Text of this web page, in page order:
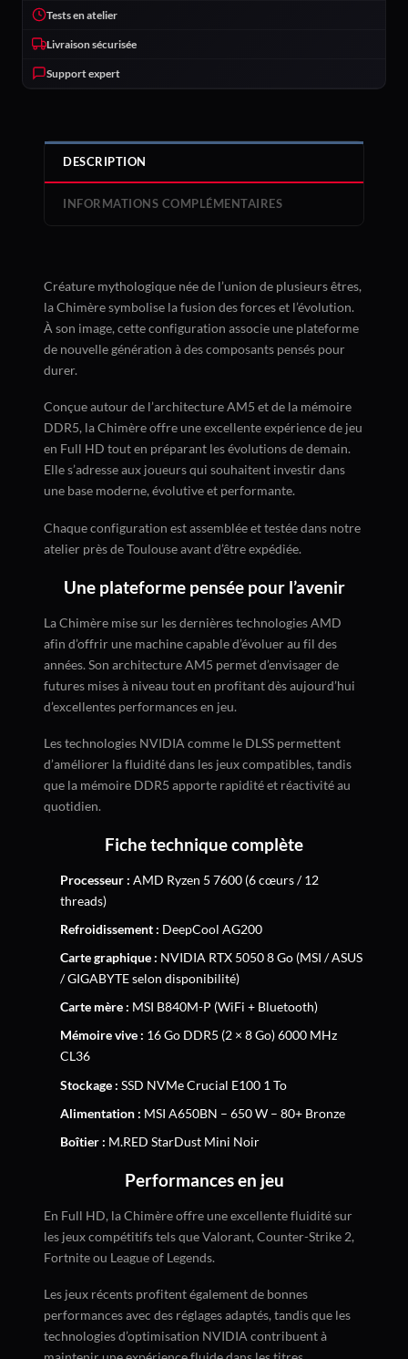
Tests en atelier
Livraison sécurisée
Support expert
DESCRIPTION
INFORMATIONS COMPLÉMENTAIRES
Créature mythologique née de l’union de plusieurs êtres,
la Chimère symbolise la fusion des forces et l’évolution.
À son image, cette configuration associe une plateforme
de nouvelle génération à des composants pensés pour
durer.
Conçue autour de l’architecture AM5 et de la mémoire
DDR5, la Chimère offre une excellente expérience de jeu
en Full HD tout en préparant les évolutions de demain.
Elle s’adresse aux joueurs qui souhaitent investir dans
une base moderne, évolutive et performante.
Chaque configuration est assemblée et testée dans notre
atelier près de Toulouse avant d’être expédiée.
Une plateforme pensée pour l’avenir
La Chimère mise sur les dernières technologies AMD
afin d’offrir une machine capable d’évoluer au fil des
années. Son architecture AM5 permet d’envisager de
futures mises à niveau tout en profitant dès aujourd’hui
d’excellentes performances en jeu.
Les technologies NVIDIA comme le DLSS permettent
d’améliorer la fluidité dans les jeux compatibles, tandis
que la mémoire DDR5 apporte rapidité et réactivité au
quotidien.
Fiche technique complète
Processeur : AMD Ryzen 5 7600 (6 cœurs / 12
threads)
Refroidissement : DeepCool AG200
Carte graphique : NVIDIA RTX 5050 8 Go (MSI / ASUS
/ GIGABYTE selon disponibilité)
Carte mère : MSI B840M-P (WiFi + Bluetooth)
Mémoire vive : 16 Go DDR5 (2 × 8 Go) 6000 MHz
CL36
Stockage : SSD NVMe Crucial E100 1 To
Alimentation : MSI A650BN – 650 W – 80+ Bronze
Boîtier : M.RED StarDust Mini Noir
Performances en jeu
En Full HD, la Chimère offre une excellente fluidité sur
les jeux compétitifs tels que Valorant, Counter-Strike 2,
Fortnite ou League of Legends.
Les jeux récents profitent également de bonnes
performances avec des réglages adaptés, tandis que les
technologies d’optimisation NVIDIA contribuent à